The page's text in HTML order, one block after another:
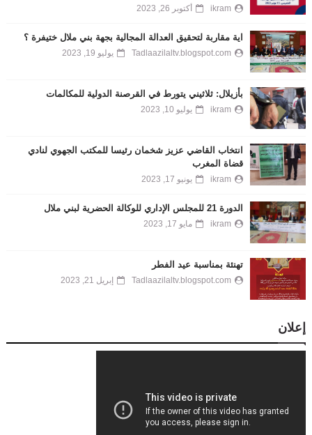
ikram أكتوبر 26, 2023
اية مقاربة لتحقيق العدالة المجالية بجهة بني ملال ختيفرة ؟
Tadlaazilaltv.blogspot.com يوليو 19, 2023
بأزيلال: ثلاثيني يتورط في القرصنة الدولية للمكالمات
ikram يوليو 10, 2023
انتخاب القاضي عزيز شخمان رئيسا للمكتب الجهوي لنادي
قضاة المغرب
ikram يونيو 17, 2023
الدورة 21 للمجلس الإداري للوكالة الحضرية لبني ملال
ikram مايو 17, 2023
تهنئة بمناسبة عيد الفطر
Tadlaazilaltv.blogspot.com إبريل 21, 2023
إعلان